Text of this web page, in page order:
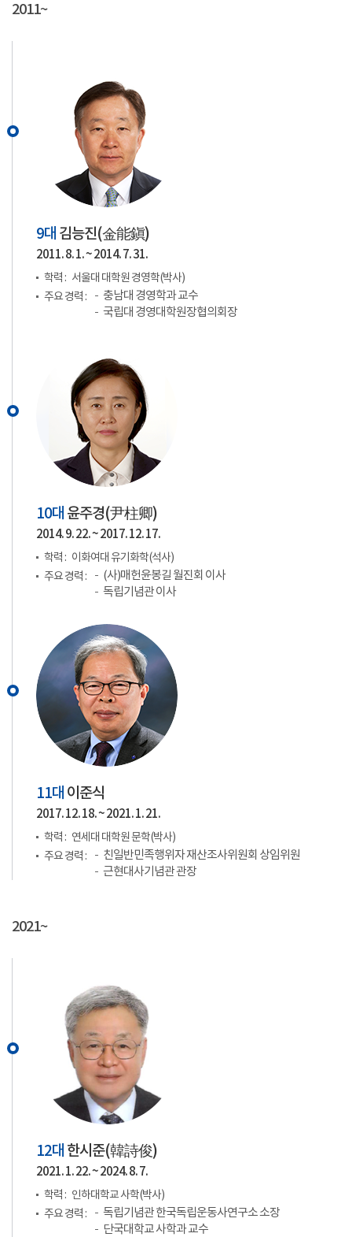
2011~
9대 김능진(金能鎭)
2011. 8. 1. ~ 2014. 7. 31.
학력 : 서울대 대학원 경영학(박사)
주요 경력 :
충남대 경영학과 교수
국립대 경영대학원장협의회장
10대 윤주경(尹柱卿)
2014. 9. 22. ~ 2017. 12. 17.
학력 : 이화여대 유기화학(석사)
주요 경력 :
(사)매헌윤봉길 월진회 이사
독립기념관 이사
11대 이준식
2017. 12. 18. ~ 2021. 1. 21.
학력 : 연세대 대학원 문학(박사)
주요 경력 :
친일반민족행위자 재산조사위원회 상임위원
근현대사기념관 관장
2021~
12대 한시준(韓詩俊)
2021. 1. 22. ~ 2024. 8. 7.
학력 : 인하대학교 사학(박사)
주요 경력 :
독립기념관 한국독립운동사연구소 소장
단국대학교 사학과 교수